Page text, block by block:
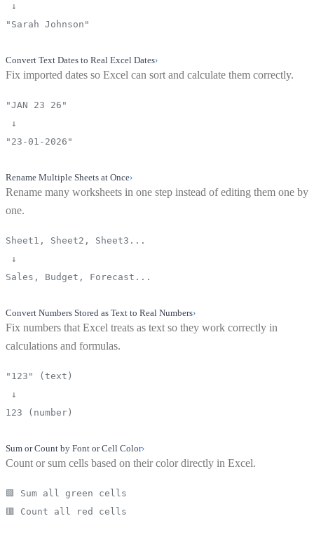
↓
"Sarah Johnson"
Convert Text Dates to Real Excel Dates›
Fix imported dates so Excel can sort and calculate them correctly.
"JAN 23 26"
↓
"23-01-2026"
Rename Multiple Sheets at Once›
Rename many worksheets in one step instead of editing them one by
one.
Sheet1, Sheet2, Sheet3...
↓
Sales, Budget, Forecast...
Convert Numbers Stored as Text to Real Numbers›
Fix numbers that Excel treats as text so they work correctly in
calculations and formulas.
"123" (text)
↓
123 (number)
Sum or Count by Font or Cell Color›
Count or sum cells based on their color directly in Excel.
🟩 Sum all green cells
🟥 Count all red cells